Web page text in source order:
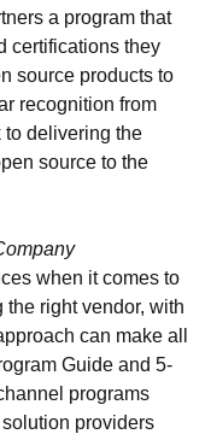
a program that
certifications they
source products to
recognition from
to delivering the
source to the
when it comes to
right vendor, with
can make all
Guide and 5-
programs
providers